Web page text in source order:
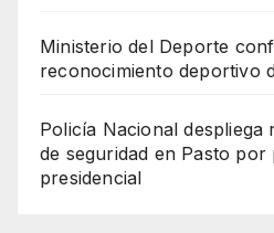
Ministerio del Deporte
reconocimiento deportivo
Policía Nacional despliega
de seguridad en Pasto por
presidencial